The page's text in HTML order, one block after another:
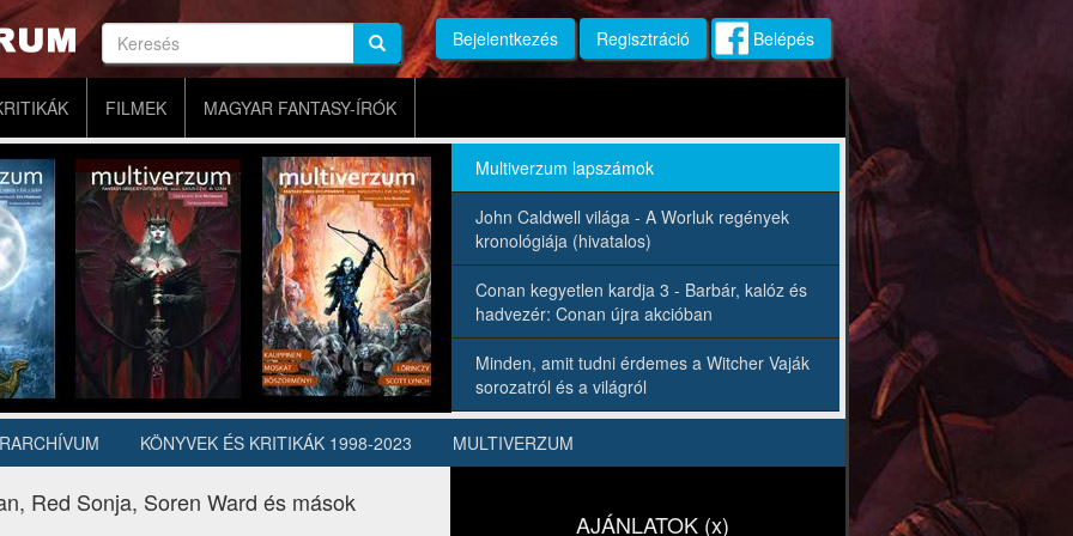
Keresés
Keresés Keresés Bejelentkezés Regisztráció Belépés
FILMEK MAGYAR FANTASY-ÍRÓK
Multiverzum lapszámok
John Caldwell világa - A Worluk regények
kronológiája (hivatalos)
Conan kegyetlen kardja 3 - Barbár, kalóz és
hadvezér: Conan újra akcióban
Minden, amit tudni érdemes a Witcher Vaják
sorozatról és a világról
KÖNYVEK ÉS KRITIKÁK 1998-2023 MULTIVERZUM
Red Sonja, Soren Ward és mások
AJÁNLATOK (x)